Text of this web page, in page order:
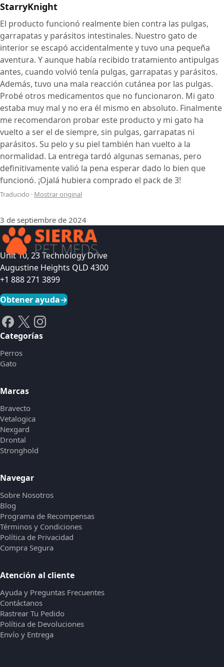
StarryKnight
El producto funcionó realmente bien contra las pulgas,
garrapatas y parásitos intestinales. Nuestro gato de
interior se escapó accidentalmente y tuvo una pequeña
aventura. Y aunque había recibido tratamiento antipulgas
antes, cuando volvió tenía pulgas, garrapatas y parásitos.
Además, tuvo una mala reacción cutánea por las pulgas.
Probé otros medicamentos que no funcionaron. Mi gato
estaba muy mal y no era él mismo en absoluto. Finalmente
me recomendaron probar este producto y mi gato ha
vuelto a ser el de siempre, sin pulgas, garrapatas ni
parásitos. Su pelo y su piel también han vuelto a la
normalidad. La entrega tardó algunas semanas, pero
definitivamente valió la pena esperar dado lo bien que
funcionó. ¡Ojalá hubiera comprado el pack de 3!
Traducido · Mostrar original
3 de septiembre de 2024
Unit 10, 23 Technology Drive
Augustine Heights QLD 4300
+1 888 271 3899
Obtener ayuda→
Categorías
Perros
Gato
Marcas
Bravecto
Vetalogica
Nexgard
Drontal
Stronghold
Navegar
Sobre Nosotros
Blog
Programa de Recompensas
Términos y Condiciones
Política de Privacidad
Compra Segura
Atención al cliente
Ayuda y Preguntas Frecuentes
Contáctanos
Rastrear Tu Pedido
Política de Devoluciones
Envío y Entrega